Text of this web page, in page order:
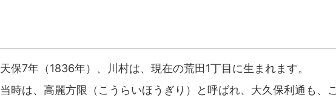
天保7年（1836年）、川村は、現在の荒田1丁目に生まれます。
当時は、高麗方限（こうらいほうぎり）と呼ばれ、大久保利通も、こ